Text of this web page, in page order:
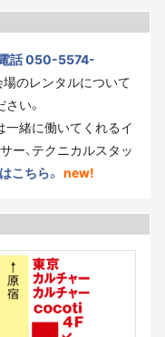
話 050-5574-
場のレンタルについて
さい。
緒に働いてくれるイ
ー、テクニカルスタッ
こちら。 new!